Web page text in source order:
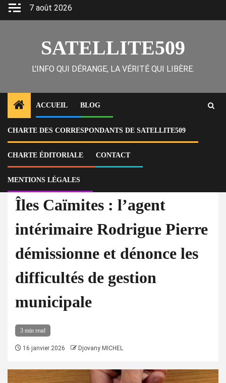
Skip
7 août 2026
SATELLITE509
L'INFO QUI DÉRANGE, LA VÉRITÉ QUI LIBÈRE.
ACCUEIL BLOG
CHARTE DES CORRESPONDANTS DE SATELLITE509
CHARTE ÉDITORIALE CONTACT
MENTIONS LÉGALES
Home
Actu
Îles Caïmites : l’agent intérimaire Rodrigue Pierre démissionne et
dénonce les difficultés de gestion municipale
À la Une Actu
Îles Caïmites : l’agent
intérimaire Rodrigue Pierre
démissionne et dénonce les
difficultés de gestion
municipale
3 min read
16 janvier 2026 Djovany MICHEL